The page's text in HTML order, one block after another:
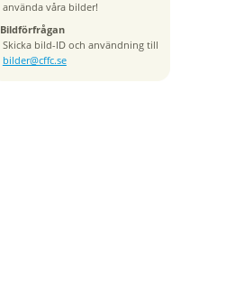
använda våra bilder!
Bildförfrågan
Skicka bild-ID och användning till
bilder@cffc.se